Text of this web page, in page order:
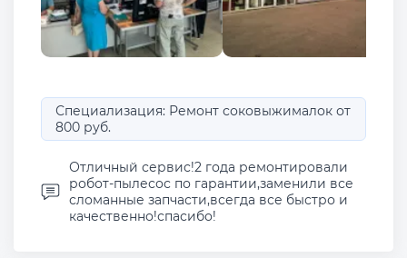
Специализация: Ремонт соковыжималок от
800 руб.
Отличный сервис!2 года ремонтировали
робот-пылесос по гарантии,заменили все
сломанные запчасти,всегда все быстро и
качественно!спасибо!